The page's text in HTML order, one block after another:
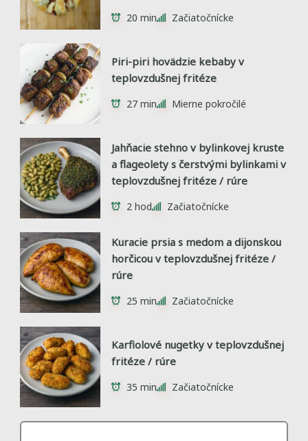
20 min Začiatočnícke
Piri-piri hovädzie kebaby v
teplovzdušnej fritéze
27 min Mierne pokročilé
Jahňacie stehno v bylinkovej kruste
a flageolety s čerstvými bylinkami v
teplovzdušnej fritéze / rúre
2 hod Začiatočnícke
Kuracie prsia s medom a dijonskou
horčicou v teplovzdušnej fritéze /
rúre
25 min Začiatočnícke
Karfiolové nugetky v teplovzdušnej
fritéze / rúre
35 min Začiatočnícke